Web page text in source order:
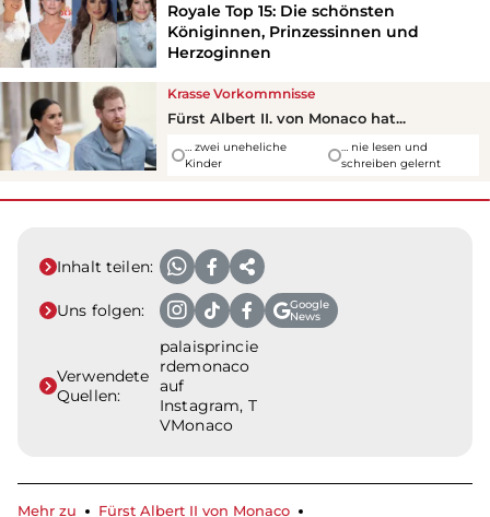
Royale Top 15: Die schönsten
Königinnen, Prinzessinnen und
Herzoginnen
Krasse Vorkommnisse
Fürst Albert II. von Monaco hat...
… zwei uneheliche
Kinder
… nie lesen und
schreiben gelernt
Inhalt teilen:
Uns folgen:
Google
News
Verwendete
Quellen:
palaisprincie
rdemonaco
auf
Instagram, T
VMonaco
Mehr zu Fürst Albert II von Monaco